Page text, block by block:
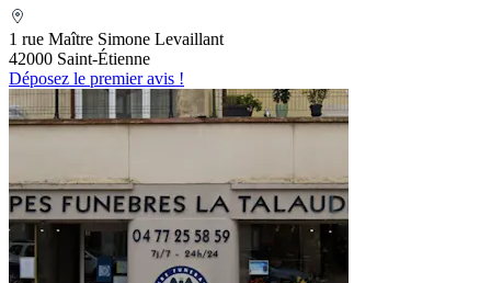
1 rue Maître Simone Levaillant
42000 Saint-Étienne
Déposez le premier avis !